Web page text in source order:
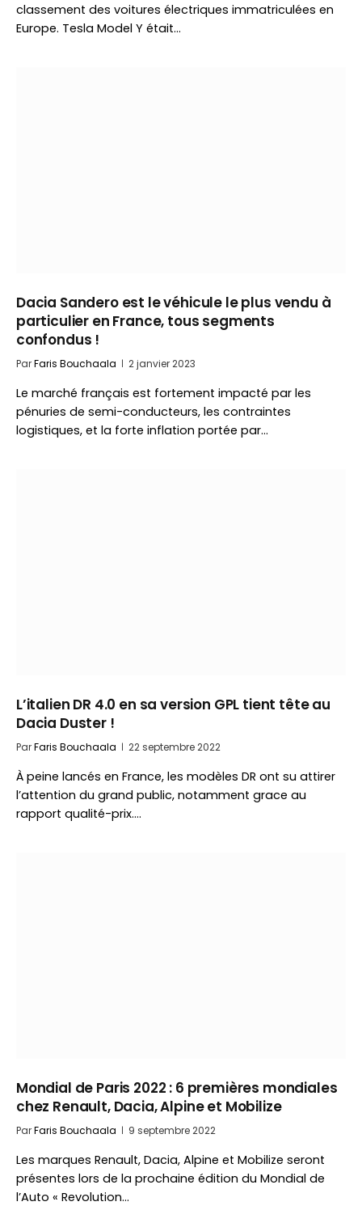
classement des voitures électriques immatriculées en
Europe. Tesla Model Y était…
Dacia Sandero est le véhicule le plus vendu à
particulier en France, tous segments
confondus !
ParFaris Bouchaala 2 janvier 2023
Le marché français est fortement impacté par les
pénuries de semi-conducteurs, les contraintes
logistiques, et la forte inflation portée par…
L’italien DR 4.0 en sa version GPL tient tête au
Dacia Duster !
ParFaris Bouchaala 22 septembre 2022
À peine lancés en France, les modèles DR ont su attirer
l’attention du grand public, notamment grace au
rapport qualité-prix.…
Mondial de Paris 2022 : 6 premières mondiales
chez Renault, Dacia, Alpine et Mobilize
ParFaris Bouchaala 9 septembre 2022
Les marques Renault, Dacia, Alpine et Mobilize seront
présentes lors de la prochaine édition du Mondial de
l’Auto « Revolution…